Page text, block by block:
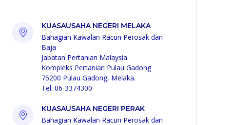
KUASAUSAHA NEGERI MELAKA
Bahagian Kawalan Racun Perosak dan
Baja
Jabatan Pertanian Malaysia
Kompleks Pertanian Pulau Gadong
75200 Pulau Gadong, Melaka.
Tel: 06-3374300
KUASAUSAHA NEGERI PERAK
Bahagian Kawalan Racun Perosak dan